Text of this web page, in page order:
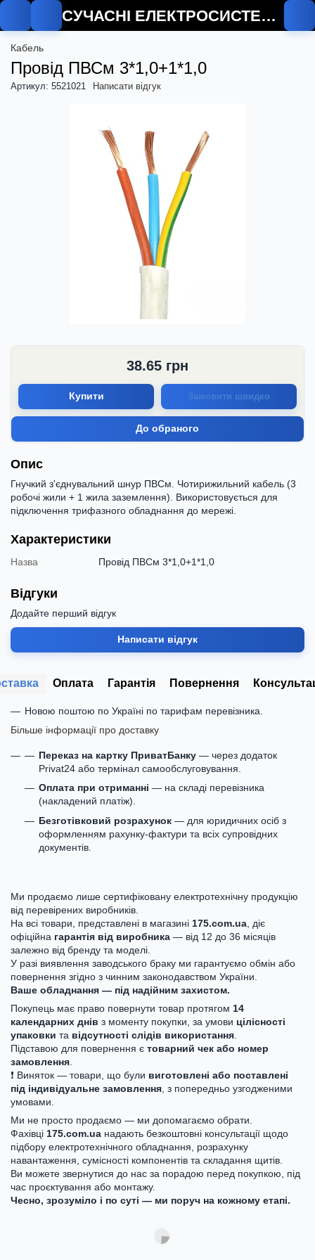
СУЧАСНІ ЕЛЕКТРОСИСТЕМИ
Кабель
Провід ПВСм 3*1,0+1*1,0
Артикул: 5521021 Написати відгук
38.65 грн
Купити Замовити швидко
До обраного
Опис
Гнучкий з'єднувальний шнур ПВСм. Чотирижильний кабель (3
робочі жили + 1 жила заземлення). Використовується для
підключення трифазного обладнання до мережі.
Характеристики
Назва Провід ПВСм 3*1,0+1*1,0
Відгуки
Додайте перший відгук
Написати відгук
Оплата Гарантія Повернення
Новою поштою по Україні по тарифам перевізника.
Більше інформації про доставку
Переказ на картку ПриватБанку — через додаток
Privat24 або термінал самообслуговування.
Оплата при отриманні — на складі перевізника
(накладений платіж).
Безготівковий розрахунок — для юридичних осіб з
оформленням рахунку-фактури та всіх супровідних
документів.
Ми продаємо лише сертифіковану електротехнічну продукцію
від перевірених виробників.
На всі товари, представлені в магазині 175.com.ua , діє
офіційна гарантія від виробника — від 12 до 36 місяців
залежно від бренду та моделі.
У разі виявлення заводського браку ми гарантуємо обмін або
повернення згідно з чинним законодавством України.
Ваше обладнання — під надійним захистом.
Покупець має право повернути товар протягом 14
календарних днів з моменту покупки, за умови цілісності
упаковки та відсутності слідів використання
Підставою для повернення є товарний чек або номер
замовлення
❗ Виняток — товари, що були виготовлені або поставлені
під індивідуальне замовлення , з попередньо узгодженими
умовами.
Ми не просто продаємо — ми допомагаємо обрати.
Фахівці 175.com.ua надають безкоштовні консультації щодо
підбору електротехнічного обладнання, розрахунку
навантаження, сумісності компонентів та складання щитів.
Ви можете звернутися до нас за порадою перед покупкою, під
час проєктування або монтажу.
Чесно, зрозуміло і по суті — ми поруч на кожному етапі.